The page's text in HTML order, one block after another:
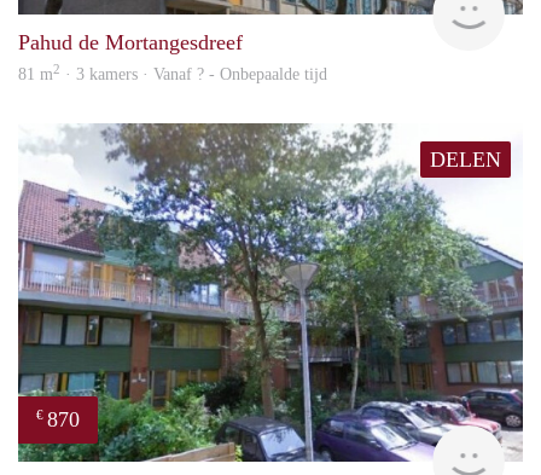
Pahud de Mortangesdreef
81 m2 · 3 kamers · Vanaf ? - Onbepaalde tijd
DELEN
€ 870
rent